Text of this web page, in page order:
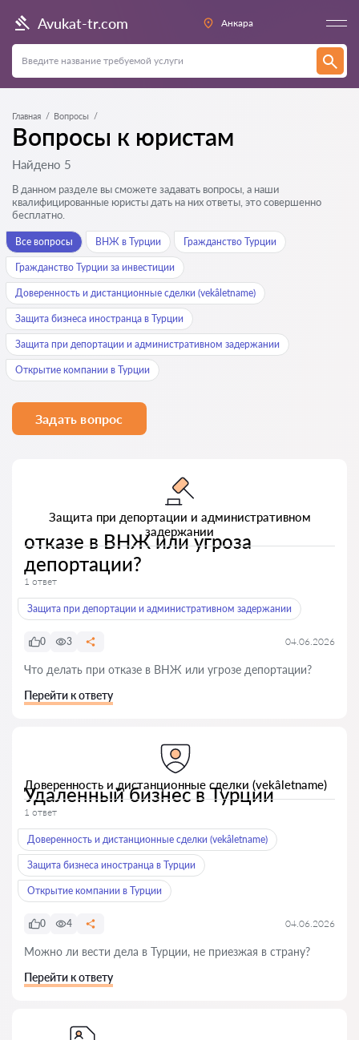
Avukat-tr.com Анкара
Главная Вопросы
Вопросы к юристам
Найдено 5
В данном разделе вы сможете задавать вопросы, а наши
квалифицированные юристы дать на них ответы, это совершенно
бесплатно.
Все вопросы ВНЖ в Турции Гражданство Турции
Гражданство Турции за инвестиции
Доверенность и дистанционные сделки (vekâletname)
Защита бизнеса иностранца в Турции
Защита при депортации и административном задержании
Открытие компании в Турции
Задать вопрос
Защита при депортации и административном
задержании
отказе в ВНЖ или угроза
депортации?
1 ответ
Защита при депортации и административном задержании
0 3 04.06.2026
Что делать при отказе в ВНЖ или угрозе депортации?
Перейти к ответу
Доверенность и дистанционные сделки (vekâletname)
Удаленный бизнес в Турции
1 ответ
Доверенность и дистанционные сделки (vekâletname)
Защита бизнеса иностранца в Турции
Открытие компании в Турции
0 4 04.06.2026
Можно ли вести дела в Турции, не приезжая в страну?
Перейти к ответу